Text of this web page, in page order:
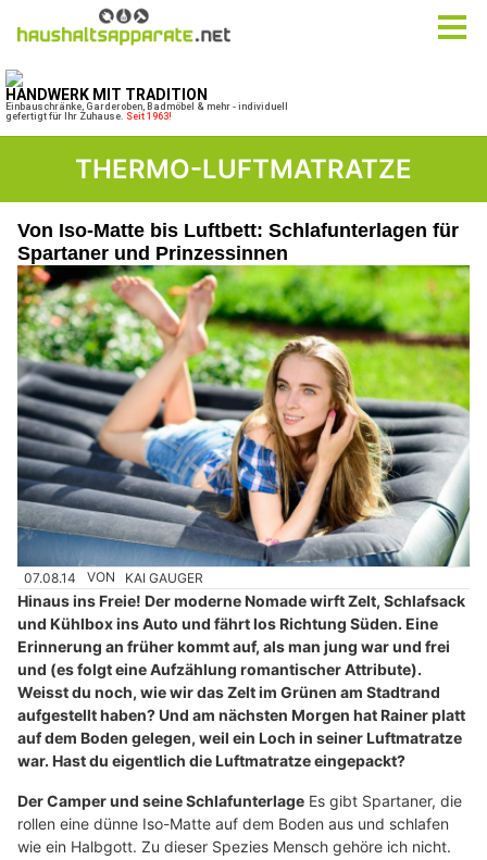
THERMO-LUFTMATRATZE
Von Iso-Matte bis Luftbett: Schlafunterlagen für
Spartaner und Prinzessinnen
07.08.14 VON KAI GAUGER
Hinaus ins Freie! Der moderne Nomade wirft Zelt, Schlafsack
und Kühlbox ins Auto und fährt los Richtung Süden. Eine
Erinnerung an früher kommt auf, als man jung war und frei
und (es folgt eine Aufzählung romantischer Attribute).
Weisst du noch, wie wir das Zelt im Grünen am Stadtrand
aufgestellt haben? Und am nächsten Morgen hat Rainer platt
auf dem Boden gelegen, weil ein Loch in seiner Luftmatratze
war. Hast du eigentlich die Luftmatratze eingepackt?
Der Camper und seine Schlafunterlage Es gibt Spartaner, die
rollen eine dünne Iso-Matte auf dem Boden aus und schlafen
wie ein Halbgott. Zu dieser Spezies Mensch gehöre ich nicht.